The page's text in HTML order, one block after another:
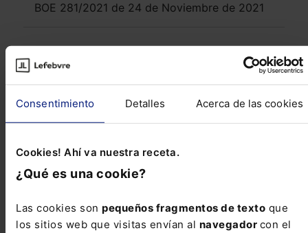
Consentimiento Detalles Acerca de las cookies
Cookies! Ahí va nuestra receta.
¿Qué es una cookie?
Las cookies son pequeños fragmentos de texto que
los sitios web que visitas envían al navegador con el
BOE 281/2021 de 24 de Noviembre de 2021
CIVIL
Inclusión de datos de deudores en fichero CIRBE
Confirmada la condena por abusos sexuales
continuados a menores